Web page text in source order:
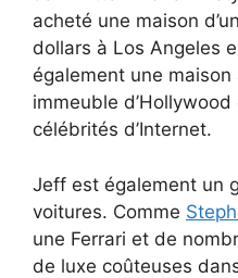
acheté une maison
dollars à Los Angeles
également une
immeuble
célébrités d’Internet.
Jeff est également un
voitures. Comme
une Ferrari et de
de luxe coûteuses